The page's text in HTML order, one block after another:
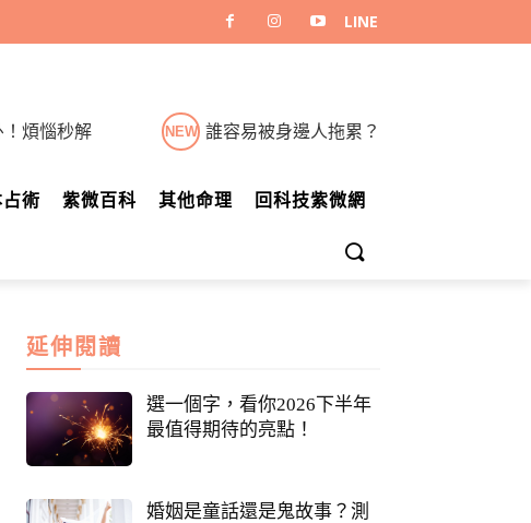
煩惱秒解 NEW 誰容易被身邊人拖累？
占術 紫微百科 其他命理 回科技紫微網
延伸閱讀
選一個字，看你2026下半年
最值得期待的亮點！
婚姻是童話還是鬼故事？測